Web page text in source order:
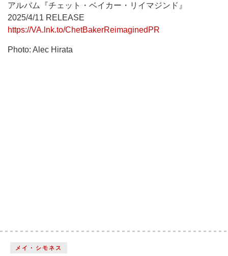
アルバム『チェット・ベイカー・リイマジンド』
2025/4/11 RELEASE
https://VA.lnk.to/ChetBakerReimaginedPR
Photo: Alec Hirata
メイ・シモネス